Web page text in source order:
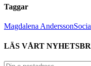
Taggar
Magdalena Andersson
LÄS VÅRT